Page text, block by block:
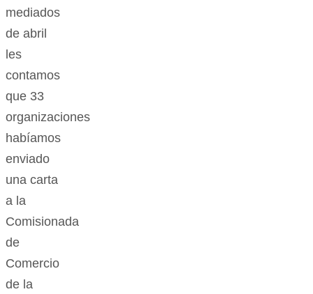
mediados
de abril
les
contamos
que 33
organizaciones
habíamos
enviado
una carta
a la
Comisionada
de
Comercio
de la